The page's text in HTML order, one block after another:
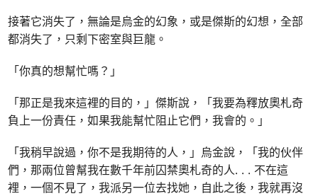
接著它消失了，無論是烏金的幻象，或是傑斯的幻想，全部
都消失了，只剩下密室與巨龍。
「你真的想幫忙嗎？」
「那正是我來這裡的目的，」傑斯說，「我要為釋放奧札奇
負上一份責任，如果我能幫忙阻止它們，我會的。」
「我稍早說過，你不是我期待的人，」烏金說，「我的伙伴
們，那兩位曾幫我在數千年前囚禁奧札奇的人. . . 不在這
裡，一個不見了，我派另一位去找她，自此之後，我就再沒